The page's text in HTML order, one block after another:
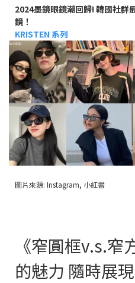
2024墨鏡眼鏡潮回歸! 韓國社群
鏡！
KRISTEN 系列
圖片來源: Instagram, 小紅書
《窄圓框v.s.窄
的魅力 隨時展